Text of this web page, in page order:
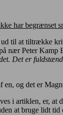
har begrænset
ud til at tiltrække
nær Peter Kamp
Det er
og det er
i artiklen, er,
at bruge lidt